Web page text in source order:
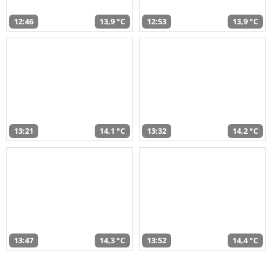
12:46 13,9 °C 12:53 13,9 °C
13:21 14,1 °C 13:32 14,2 °C
13:47 14,3 °C 13:52 14,4 °C